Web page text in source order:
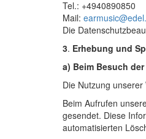
Tel.: +4940890850
Mail:
Die
3. Erhebung und
a) Beim Besuch
Die Nutzung
Beim Aufrufen
gesendet. Diese
automatisierten